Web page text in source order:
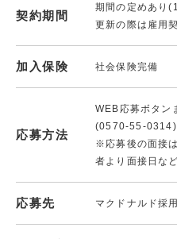
契約期間
期間の定めあり
更新の際は雇用
加入保険 社会保険完備
応募方法
WEB応募ボタン
(0570-55-0314)
※応募後の面接
者より面接日な
応募先 マクドナルド採